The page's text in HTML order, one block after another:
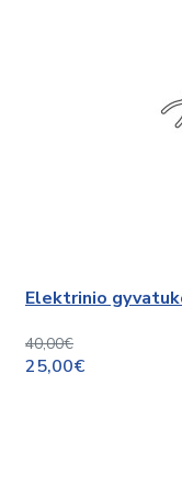
Elektrinio
40,00€
25,00€